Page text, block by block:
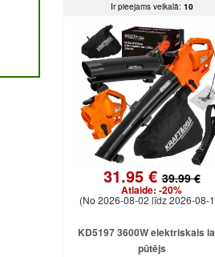
Ir pieejams veikalā: 10
31.95 €39.99 €
Atlaide: -20%
(No 2026-08-02 līdz 2026-08-
KD5197 3600W elektriskais
pūtējs